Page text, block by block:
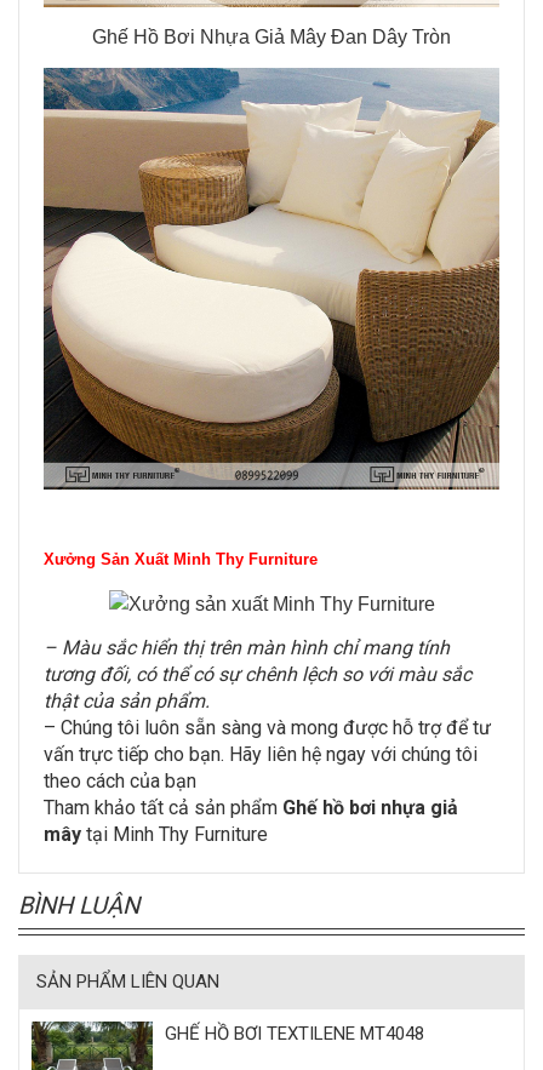
Ghế Hồ Bơi Nhựa Giả Mây Đan Dây Tròn
Xưởng Sản Xuất Minh Thy Furniture
– Màu sắc hiển thị trên màn hình chỉ mang tính
tương đối, có thể có sự chênh lệch so với màu sắc
thật của sản phẩm.
– Chúng tôi luôn sẵn sàng và mong được hỗ trợ để tư
vấn trực tiếp cho bạn. Hãy liên hệ ngay với chúng tôi
theo cách của bạn
Tham khảo tất cả sản phẩm Ghế hồ bơi nhựa giả
mây tại Minh Thy Furniture
BÌNH LUẬN
SẢN PHẨM LIÊN QUAN
GHẾ HỒ BƠI TEXTILENE MT4048